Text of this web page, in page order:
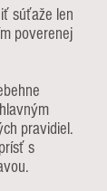
súťaže len
poverenej
pravidiel.
s